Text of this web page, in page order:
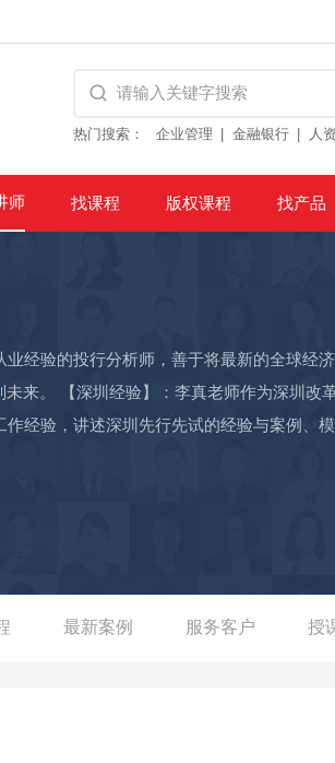
热门搜索： 企业管理 金融银行 人
师 找课程 版权课程 找产品
经验的投行分析师，善于将最新的全球经
来。 【深圳经验】：李真老师作为深圳改
经验，讲述深圳先行先试的经验与案例、
场与投融资实战经验，服务过100家上市公
金融IP、短视频网红，拥有丰富的财经媒体
风云十八年》（出品），并创立了财经自媒
最新案例 服务客户 授